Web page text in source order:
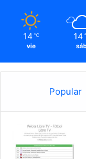
14 ℃
vie
14
Popular